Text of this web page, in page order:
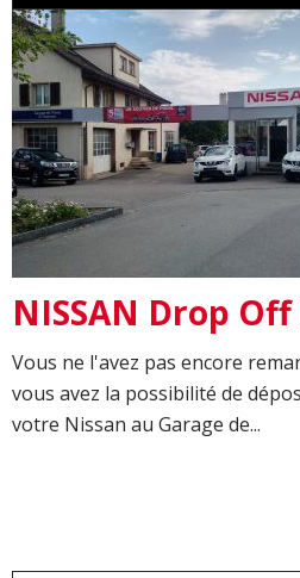
NISSAN Drop
Vous ne l'avez pas encore
vous avez la possibilité de
votre Nissan au Garage de...